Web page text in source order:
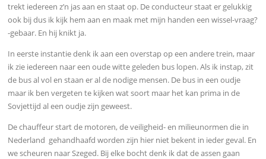
trekt iedereen z’n jas aan en staat op. De conducteur staat er gelukkig
ook bij dus ik kijk hem aan en maak met mijn handen een wissel-vraag?
-gebaar. En hij knikt ja.
In eerste instantie denk ik aan een overstap op een andere trein, maar
ik zie iedereen naar een oude witte geleden bus lopen. Als ik instap, zit
de bus al vol en staan er al de nodige mensen. De bus in een oudje
maar ik ben vergeten te kijken wat soort maar het kan prima in de
Sovjettijd al een oudje zijn geweest.
De chauffeur start de motoren, de veiligheid- en milieunormen die in
Nederland gehandhaafd worden zijn hier niet bekent in ieder geval. En
we scheuren naar Szeged. Bij elke bocht denk ik dat de assen gaan